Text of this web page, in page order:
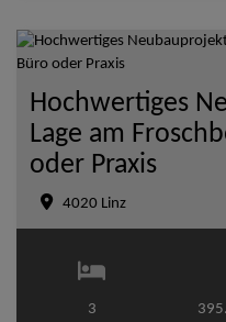
Hochwertiges
Lage am
oder Praxis
4020 Linz
3